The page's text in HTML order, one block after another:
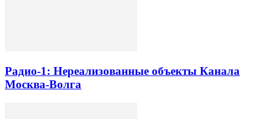
Радио-1: Нереализованные объекты Канала
Москва-Волга